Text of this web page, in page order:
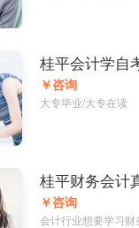
桂平会计学自
￥咨询
大专毕业/大专在读
桂平财务会计
￥咨询
会计行业想要学习